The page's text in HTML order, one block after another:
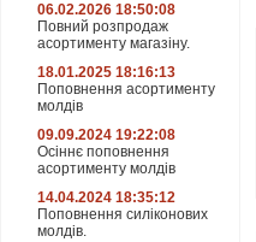
06.02.2026 18:50:08
Повний розпродаж
асортименту магазіну.
18.01.2025 18:16:13
Поповнення асортименту
молдів
09.09.2024 19:22:08
Осіннє поповнення
асортименту молдів
14.04.2024 18:35:12
Поповнення силіконових
молдів.